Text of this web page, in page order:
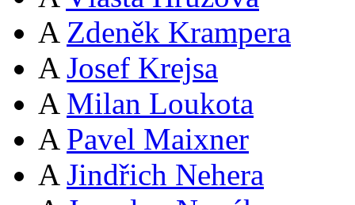
A Zdeněk Krampera
A Josef Krejsa
A Milan Loukota
A Pavel Maixner
A Jindřich Nehera